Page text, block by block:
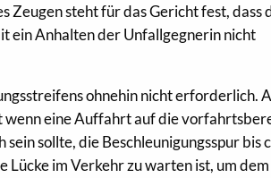
Zeugen steht für das Gericht fest, dass
ein Anhalten der Unfallgegnerin nicht
ohnehin nicht erforderlich.
wenn eine Auffahrt auf die
sollte, die Beschleunigungsspur bis
Lücke im Verkehr zu warten ist, um dem